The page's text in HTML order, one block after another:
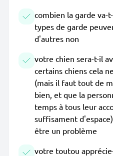
combien la garde va-
types de garde
d'autres non
votre chien sera-t-il
certains chiens cela
(mais il faut tout de
bien, et que la
temps à tous leur
suffisament
être un problème
votre toutou